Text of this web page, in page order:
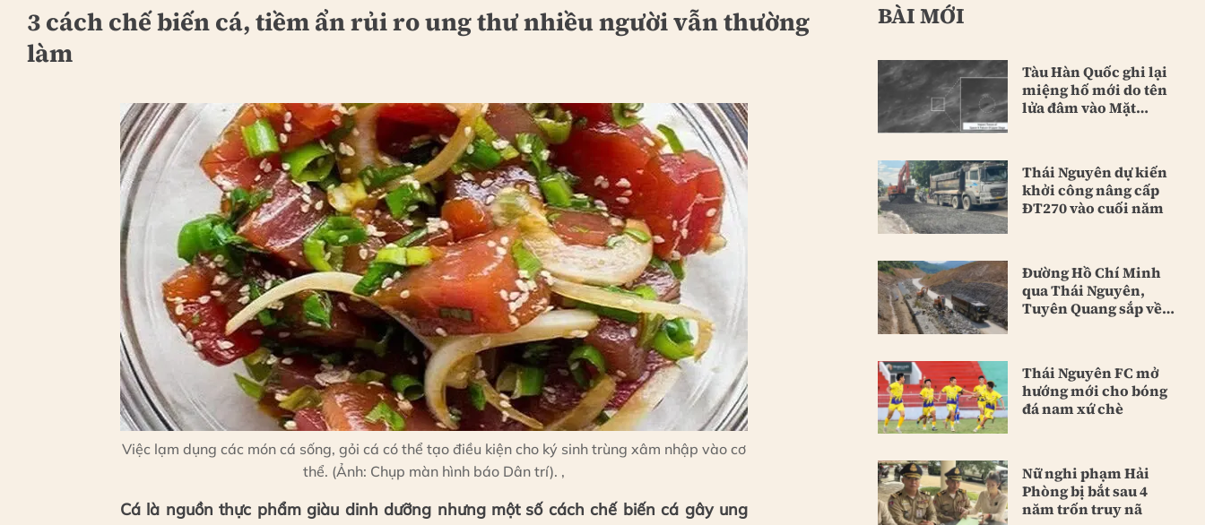
3 cách chế biến cá, tiềm ẩn rủi ro ung thư nhiều người vẫn thường
làm
Việc lạm dụng các món cá sống, gỏi cá có thể tạo điều kiện cho ký sinh trùng xâm nhập vào cơ
thể. (Ảnh: Chụp màn hình báo Dân trí). ,
Cá là nguồn thực phẩm giàu dinh dưỡng nhưng một số cách chế biến cá gây ung
BÀI MỚI
Tàu Hàn Quốc ghi lại
miệng hố mới do tên
lửa đâm vào Mặt
Thái Nguyên dự kiến
khởi công nâng cấp
ĐT270 vào cuối năm
Đường Hồ Chí Minh
qua Thái Nguyên,
Tuyên Quang sắp về
Thái Nguyên FC mở
hướng mới cho bóng
đá nam xứ chè
Nữ nghi phạm Hải
Phòng bị bắt sau 4
năm trốn truy nã